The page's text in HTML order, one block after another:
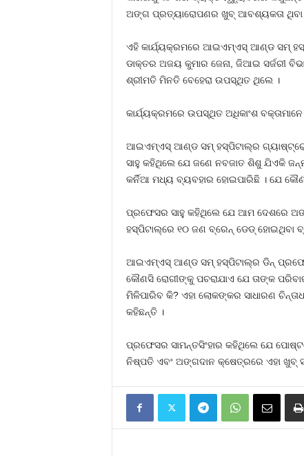
ଅଙ୍ଗ ପ୍ରତ୍ୟାରୋପଣର ଖୁବ୍ ଆବଶ୍ୟକତା ଥିବା
ଏହି କାର୍ଯ୍ୟକ୍ରମରେ ଆଇଏମ୍‌ଏସ୍ ଆଣ୍ଡ ସମ୍
ଡାକ୍ତର ଅଜୟ କୁମାର ଜେନା, ଜିଆଇ ସର୍ଜରୀ
ଶ୍ରୀମତି ମିନତି ବେହେରା ଉପସ୍ଥିତ ଥିଲେ ।
କାର୍ଯ୍ୟକ୍ରମରେ ଉପସ୍ଥିତ ଅଧିକାଂଶ
ଆଇଏମ୍‌ଏସ୍ ଆଣ୍ଡ ସମ୍ ହସ୍ପିଟାଲ୍‌ର
ସାହୁ କହିଥିଲେ ଯେ ଜଣେ ନବଜାତ ଶିଶୁ ଯିଏକି
କର୍ନିଆ ମଧ୍ୟ ବ୍ୟବହାର ହୋଇପାରିଛି । ଯେ
ପ୍ରଫେସର ସାହୁ କହିଥିଲେ ଯେ ଆମ ଦେଶରେ
ହସ୍ପିଟାଲ୍‌ରେ ୧୦ ଜଣ ବ୍ରେନ୍ ଡେଡ୍ ହୋଇଥିବା
ଆଇଏମ୍‌ଏସ୍ ଆଣ୍ଡ ସମ୍ ହସ୍ପିଟାଲ୍‌ର ଡିନ୍
କୌଣସି ରୋଗୀଙ୍କୁ ପଚରାଯାଏ ଯେ ତାଙ୍କ
ମିଳିପାରିବ କି? ଏହା ଲୋକଙ୍କର ସାଧାରଣ
କହିଛନ୍ତି ।
ପ୍ରଫେସର ସାମନ୍ତସିଂହାର କହିଥିଲେ ଯେ
ନିଷ୍ପତି ଏବଂ ଅଙ୍ଗଦାନ କ୍ଷେତ୍ରରେ ଏହା ଖୁବ୍